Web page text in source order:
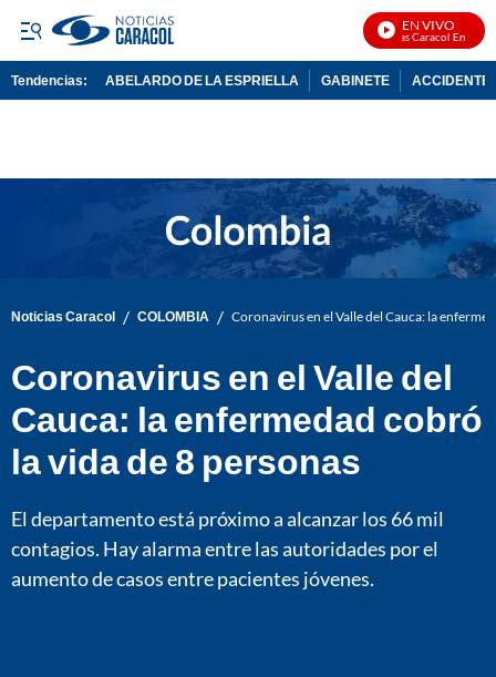
EN VIVO
Noticias Caracol En Vivo
Tendencias: ABELARDO DE LA ESPRIELLA GABINETE ACCIDENTE
Noticias Caracol / COLOMBIA / Coronavirus en el Valle del Cauca: la
Coronavirus en el Valle del
Cauca: la enfermedad cobró
la vida de 8 personas
El departamento está próximo a alcanzar los 66 mil
contagios. Hay alarma entre las autoridades por el
aumento de casos entre pacientes jóvenes.